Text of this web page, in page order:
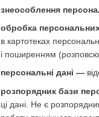
знеособлення
обробка
в картотеках
і поширенням
персональні дані —
розпорядник бази
ці дані. Не є